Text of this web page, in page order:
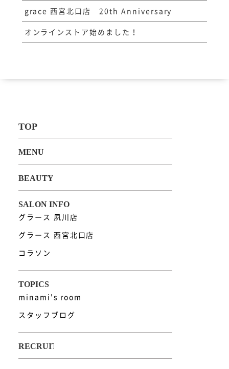
grace 西宮北口店 20th Anniversary
オンラインストア始めました！
グラース 夙川店
グラース 西宮北口店
コラソン
minami's room
スタッフブログ